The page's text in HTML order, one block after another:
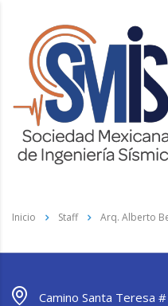
Inicio Staff Arq. Alberto
Camino Santa Teresa